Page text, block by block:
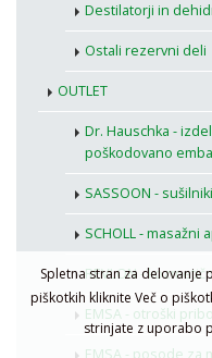
Spletna stran za delovanje
piškotkih kliknite Več o
strinjate z uporabo
Destilatorji in
Ostali rezervni deli
OUTLET
Dr. Hauschka -
poškodovano
SASSOON -
SCHOLL - masažni
REVLON -
EMSA - otroški
EMSA - posode za